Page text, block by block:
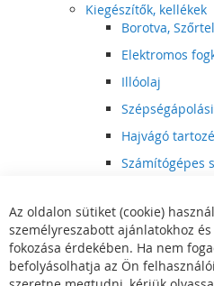
Kiegészítők, kellékek
Borotva,
Elektromos
Illóolaj
Hajvágó
Számítógépes
Hajvágó
Szórakoztató elektronika
Multimédia
DVD, BluRay
Az oldalon sütiket (cookie)
személyreszabott ajánlatokhoz
fokozása érdekében. Ha nem
befolyásolhatja az Ön